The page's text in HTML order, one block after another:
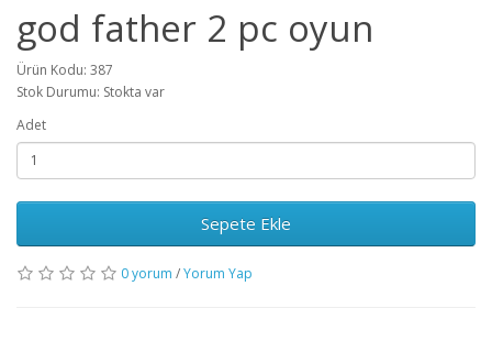
god father 2 pc oyun
Ürün Kodu: 387
Stok Durumu: Stokta var
Adet
Sepete Ekle
0 yorum /Yorum Yap